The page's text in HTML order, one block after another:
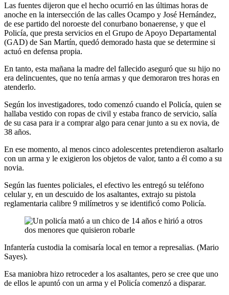
Las fuentes dijeron que el hecho ocurrió en las últimas horas de
anoche en la intersección de las calles Ocampo y José Hernández,
de ese partido del noroeste del conurbano bonaerense, y que el
Policía, que presta servicios en el Grupo de Apoyo Departamental
(GAD) de San Martín, quedó demorado hasta que se determine si
actuó en defensa propia.
En tanto, esta mañana la madre del fallecido aseguró que su hijo no
era delincuentes, que no tenía armas y que demoraron tres horas en
atenderlo.
Según los investigadores, todo comenzó cuando el Policía, quien se
hallaba vestido con ropas de civil y estaba franco de servicio, salía
de su casa para ir a comprar algo para cenar junto a su ex novia, de
38 años.
En ese momento, al menos cinco adolescentes pretendieron asaltarlo
con un arma y le exigieron los objetos de valor, tanto a él como a su
novia.
Según las fuentes policiales, el efectivo les entregó su teléfono
celular y, en un descuido de los asaltantes, extrajo su pistola
reglamentaria calibre 9 milímetros y se identificó como Policía.
Infantería custodia la comisaría local en temor a represalias. (Mario
Sayes).
Esa maniobra hizo retroceder a los asaltantes, pero se cree que uno
de ellos le apuntó con un arma y el Policía comenzó a disparar.